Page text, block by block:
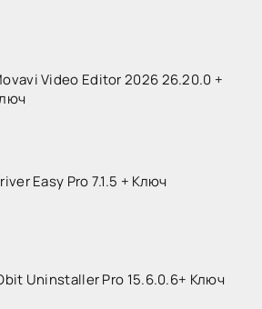
Video Editor 2026 26.20.0 +
Easy Pro 7.1.5 + Ключ
Uninstaller Pro 15.6.0.6+ Ключ